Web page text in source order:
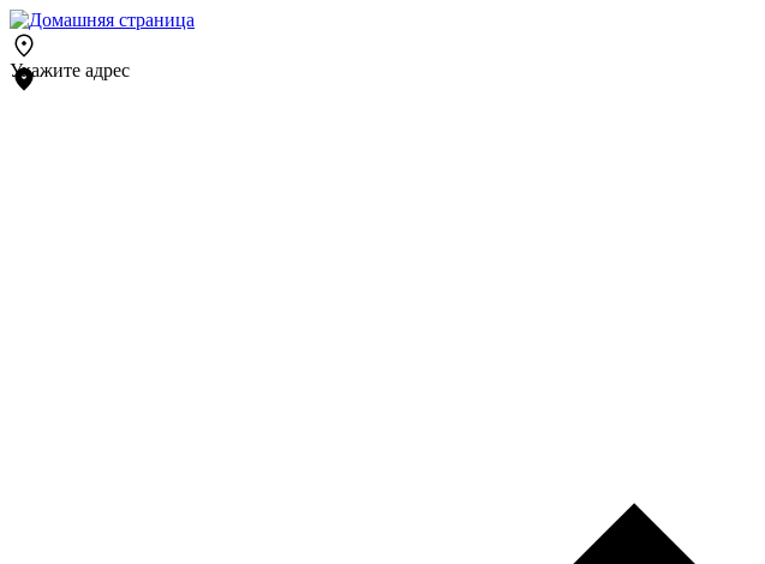
Укажите адрес